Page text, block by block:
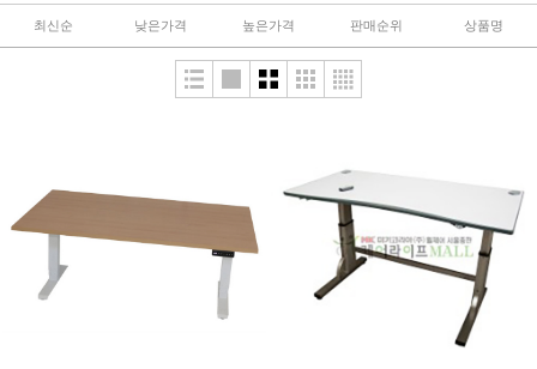
최신순 낮은가격 높은가격 판매순위 상품명